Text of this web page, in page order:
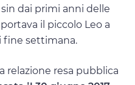
dai primi anni delle
il piccolo Leo a
fine settimana.
relazione resa pubblica